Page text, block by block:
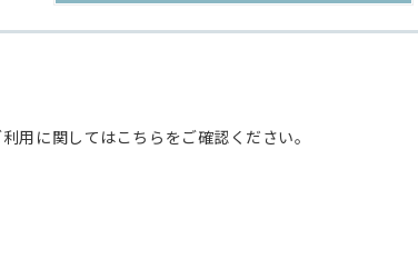
用に関してはこちらをご確認ください。